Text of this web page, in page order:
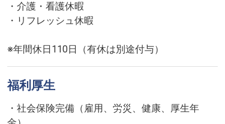
・介護・看護休暇
・リフレッシュ休暇
福利厚生
・社会保険完備（雇用、労災、健康、厚生年